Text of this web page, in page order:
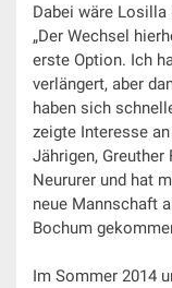
Dabei wäre Losilla
„Der Wechsel
erste Option. Ich
verlängert, aber
haben sich
zeigte Interesse
Jährigen, Greuther
Neururer und hat
neue Mannschaft
Bochum
Im Sommer 2014